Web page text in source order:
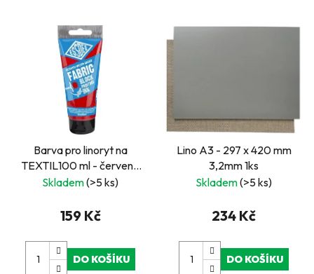
Barva pro linoryt na
TEXTIL100 ml - červená
ESSDEE
Skladem(>5 ks)
159 Kč
DO KOŠÍKU
Lino A3 - 297 x 420 mm
3,2mm 1ks
Skladem(>5 ks)
234 Kč
DO KOŠÍKU